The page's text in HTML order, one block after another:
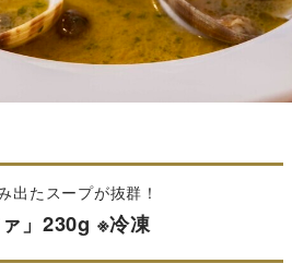
出たスープが抜群！
」230g ※冷凍